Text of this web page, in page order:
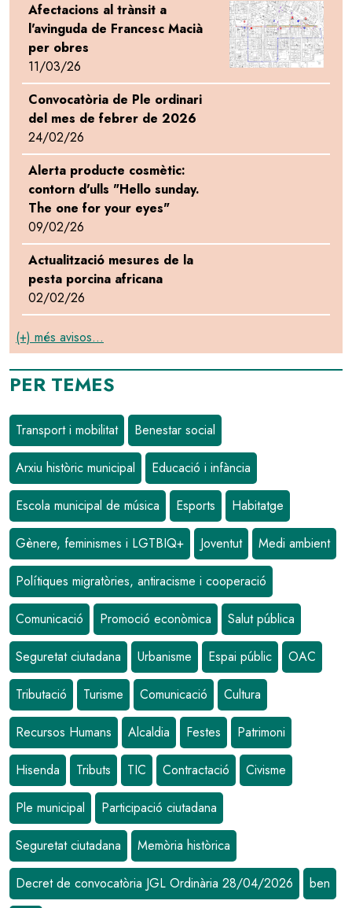
Afectacions al trànsit a
l'avinguda de Francesc Macià
per obres
11/03/26
Image
Convocatòria de Ple ordinari
del mes de febrer de 2026
24/02/26
Alerta producte cosmètic:
contorn d'ulls "Hello sunday.
The one for your eyes"
09/02/26
Actualització mesures de la
pesta porcina africana
02/02/26
(+) més avisos...
PER TEMES
Transport i mobilitat Benestar social
Arxiu històric municipal Educació i infància
Escola municipal de música Esports Habitatge
Gènere, feminismes i LGTBIQ+ Joventut Medi ambient
Polítiques migratòries, antiracisme i cooperació
Comunicació Promoció econòmica Salut pública
Seguretat ciutadana Urbanisme Espai públic OAC
Tributació Turisme Comunicació Cultura
Recursos Humans Alcaldia Festes Patrimoni
Hisenda Tributs TIC Contractació Civisme
Ple municipal Participació ciutadana
Seguretat ciutadana Memòria històrica
Decret de convocatòria JGL Ordinària 28/04/2026 ben